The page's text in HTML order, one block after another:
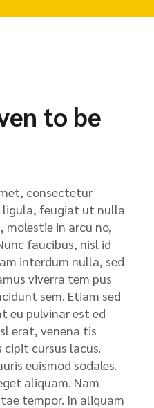
to be
consectetur
ligula, feugiat ut nulla
molestie in arcu no,
faucibus, nisl id
interdum nulla, sed
viverra tem pus
sem. Etiam sed
eu pulvinar est ed
erat, venena tis
cursus lacus.
euismod sodales.
aliquam. Nam
tempor. In aliquam